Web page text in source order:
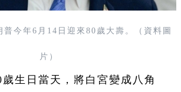
普今年6月14日迎來80歲大壽。（資料圖
片）
生日當天，將白宮變成八角